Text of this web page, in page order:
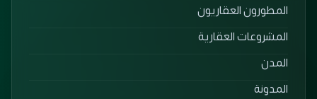
المطورون العقاريون
المشروعات العقارية
المدن
المدونة